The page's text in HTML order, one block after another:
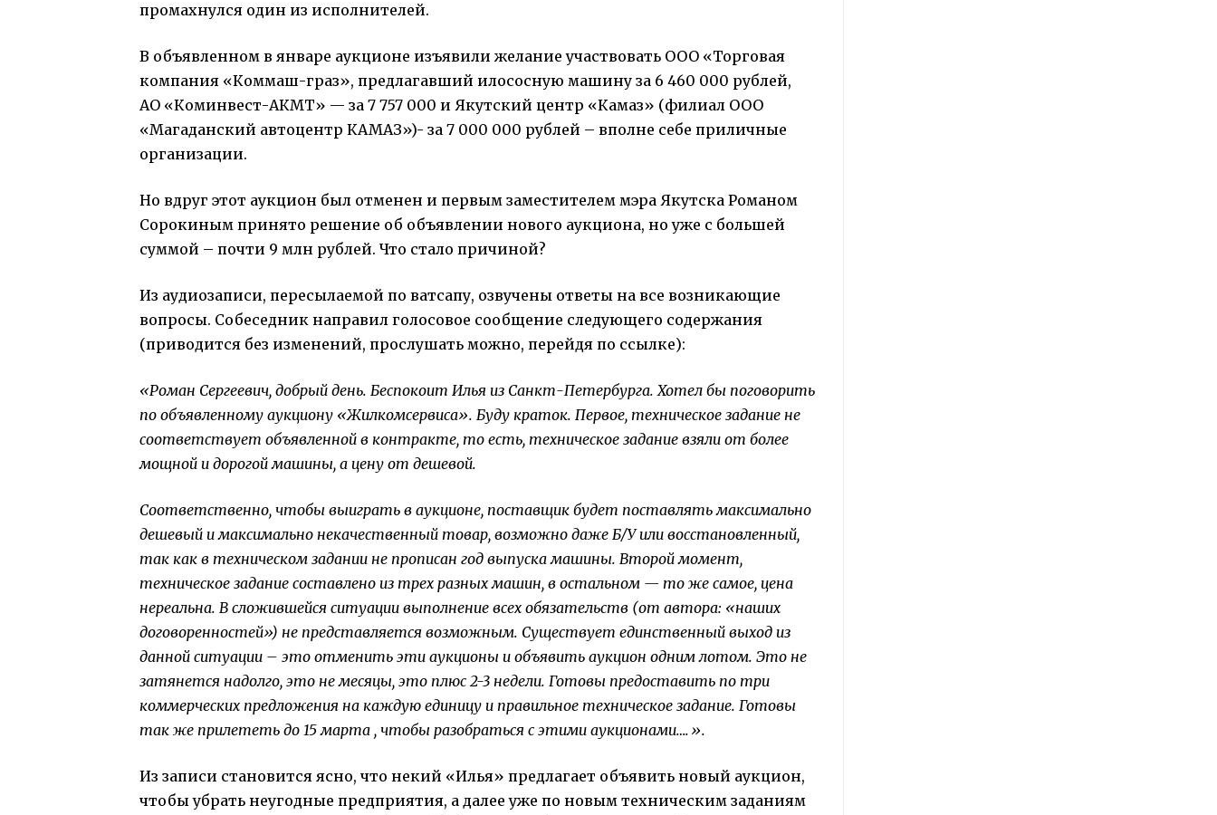
промахнулся один из исполнителей.
В объявленном в январе аукционе изъявили желание участвовать ООО «Торговая
компания «Коммаш-граз», предлагавший илососную машину за 6 460 000 рублей,
АО «Коминвест-АКМТ» — за 7 757 000 и Якутский центр «Камаз» (филиал ООО
«Магаданский автоцентр КАМАЗ»)- за 7 000 000 рублей – вполне себе приличные
организации.
Но вдруг этот аукцион был отменен и первым заместителем мэра Якутска Романом
Сорокиным принято решение об объявлении нового аукциона, но уже с большей
суммой – почти 9 млн рублей. Что стало причиной?
Из аудиозаписи, пересылаемой по ватсапу, озвучены ответы на все возникающие
вопросы. Собеседник направил голосовое сообщение следующего содержания
(приводится без изменений, прослушать можно, перейдя по ссылке):
«Роман Сергеевич, добрый день. Беспокоит Илья из Санкт-Петербурга. Хотел бы поговорить
по объявленному аукциону «Жилкомсервиса». Буду краток. Первое, техническое задание не
соответствует объявленной в контракте, то есть, техническое задание взяли от более
мощной и дорогой машины, а цену от дешевой.
Соответственно, чтобы выиграть в аукционе, поставщик будет поставлять максимально
дешевый и максимально некачественный товар, возможно даже Б/У или восстановленный,
так как в техническом задании не прописан год выпуска машины. Второй момент,
техническое задание составлено из трех разных машин, в остальном — то же самое, цена
нереальна. В сложившейся ситуации выполнение всех обязательств (от автора: «наших
договоренностей») не представляется возможным. Существует единственный выход из
данной ситуации – это отменить эти аукционы и объявить аукцион одним лотом. Это не
затянется надолго, это не месяцы, это плюс 2-3 недели. Готовы предоставить по три
коммерческих предложения на каждую единицу и правильное техническое задание. Готовы
так же прилететь до 15 марта , чтобы разобраться с этими аукционами….».
Из записи становится ясно, что некий «Илья» предлагает объявить новый аукцион,
чтобы убрать неугодные предприятия, а далее уже по новым техническим заданиям